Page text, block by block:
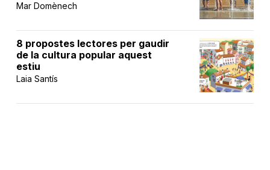
Mar Domènech
8 propostes lectores per gaudir
de la cultura popular aquest
estiu
Laia Santís